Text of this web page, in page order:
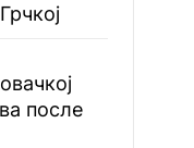
после